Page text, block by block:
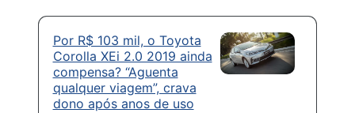
Por R$ 103 mil, o Toyota
Corolla XEi 2.0 2019 ainda
compensa? “Aguenta
qualquer viagem”, crava
dono após anos de uso